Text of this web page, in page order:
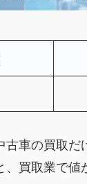
古車の買取
、買取業で